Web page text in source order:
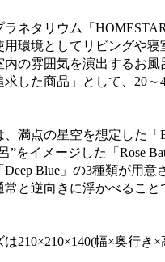
ネタリウム「
用環境としてリビングや
内の雰囲気を演出するお
求した商品」として、20
満点の星空を想定した「
”をイメージした「Rose
Deep Blue」の3種類が用
常と逆向きに浮かべるこ
210×210×140(幅×奥行き×